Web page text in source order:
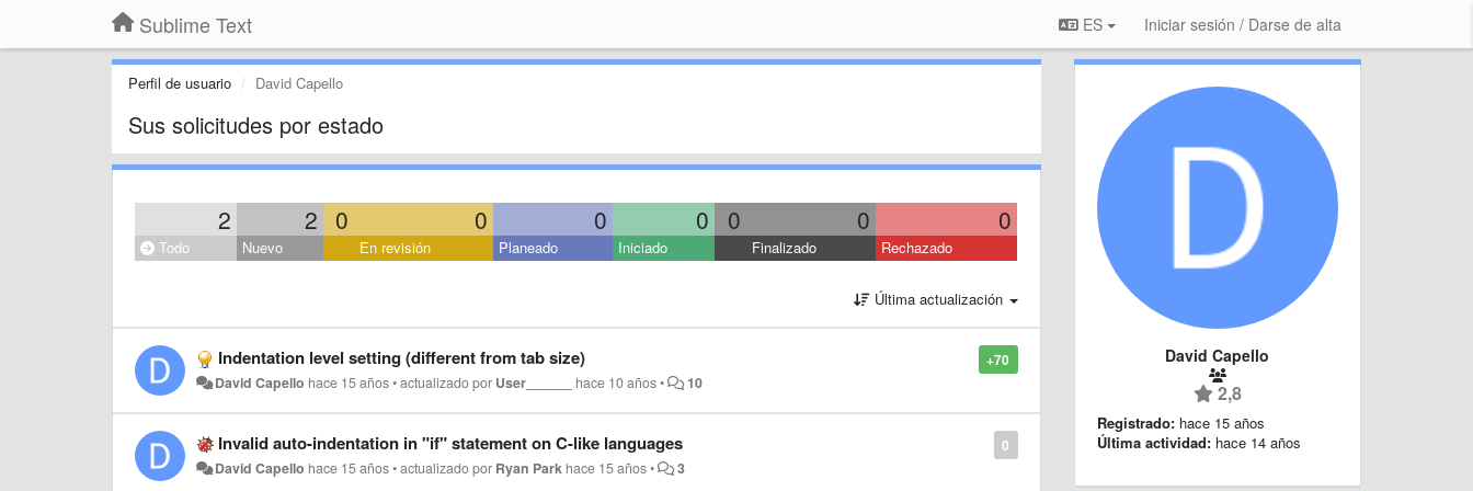
Sublime Text ES Iniciar sesión / Darse de alta
Perfil de usuario David Capello
Sus solicitudes por estado
2 2 0 0 0 0 0 0 0
Todo Nuevo En revisión Planeado Iniciado Finalizado Rechazado
Última actualización
+70
Indentation level setting (different from tab size)
David Capello hace 15 años•actualizado por User______ hace 10 años• 10
0
Invalid auto-indentation in "if" statement on C-like languages
David Capello hace 15 años•actualizado por Ryan Park hace 15 años• 3
David Capello
2,8
Registrado: hace 15 años
Última actividad: hace 14 años